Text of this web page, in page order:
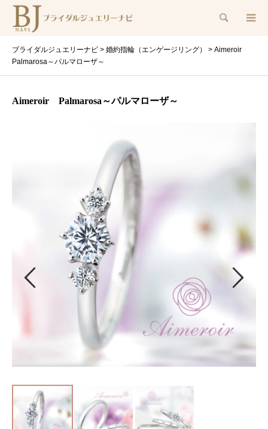
検索
ブライダルジュエリーナビ > 婚約指輪（エンゲージリング） > Aimeroir
Palmarosa～パルマローザ～
Aimeroir Palmarosa～パルマローザ～